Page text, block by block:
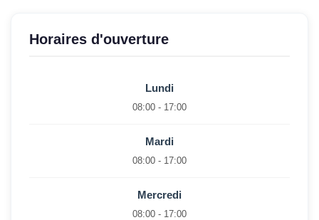
Horaires d'ouverture
Lundi
08:00 - 17:00
Mardi
08:00 - 17:00
Mercredi
08:00 - 17:00